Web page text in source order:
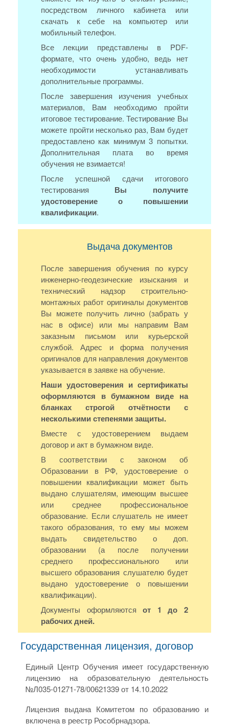
посредством личного кабинета или
скачать к себе на компьютер или
мобильный телефон.
Все лекции представлены в PDF-
формате, что очень удобно, ведь нет
необходимости устанавливать
дополнительные программы.
После завершения изучения учебных
материалов, Вам необходимо пройти
итоговое тестирование. Тестирование Вы
можете пройти несколько раз, Вам будет
предоставлено как минимум 3 попытки.
Дополнительная плата во время
обучения не взимается!
После успешной сдачи итогового
тестирования Вы получите
удостоверение о повышении
квалификации.
Выдача документов
После завершения обучения по курсу
инженерно-геодезические изыскания и
технический надзор строительно-
монтажных работ оригиналы документов
Вы можете получить лично (забрать у
нас в офисе) или мы направим Вам
заказным письмом или курьерской
службой. Адрес и форма получения
оригиналов для направления документов
указывается в заявке на обучение.
Наши удостоверения и сертификаты
оформляются в бумажном виде на
бланках строгой отчётности с
несколькими степенями защиты.
Вместе с удостоверением выдаем
договор и акт в бумажном виде.
В соответствии с законом об
Образовании в РФ, удостоверение о
повышении квалификации может быть
выдано слушателям, имеющим высшее
или среднее профессиональное
образование. Если слушатель не имеет
такого образования, то ему мы можем
выдать свидетельство о доп.
образовании (а после получении
среднего профессионального или
высшего образования слушателю будет
выдано удостоверение о повышении
квалификации).
Документы оформляютсяот 1 до 2
рабочих дней.
Государственная лицензия, договор
Единый Центр Обучения имеет государственную
лицензию на образовательную деятельность
№Л035-01271-78/00621339 от 14.10.2022
Лицензия выдана Комитетом по образованию и
включена в реестр Рособрнадзора.